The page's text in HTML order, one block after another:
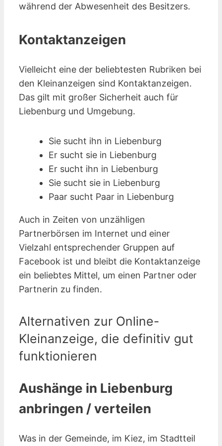
während der Abwesenheit des Besitzers.
Kontaktanzeigen
Vielleicht eine der beliebtesten Rubriken bei
den Kleinanzeigen sind Kontakt­anzeigen.
Das gilt mit großer Sicherheit auch für
Liebenburg und Umgebung.
Sie sucht ihn in Liebenburg
Er sucht sie in Liebenburg
Er sucht ihn in Liebenburg
Sie sucht sie in Liebenburg
Paar sucht Paar in Liebenburg
Auch in Zeiten von unzähligen
Partnerbörsen im Internet und einer
Vielzahl entsprechender Gruppen auf
Facebook ist und bleibt die Kontaktanzeige
ein beliebtes Mittel, um einen Partner oder
Partnerin zu finden.
Alternativen zur Online-
Kleinanzeige, die definitiv gut
funktionieren
Aushänge in Liebenburg
anbringen / verteilen
Was in der Gemeinde, im Kiez, im Stadtteil